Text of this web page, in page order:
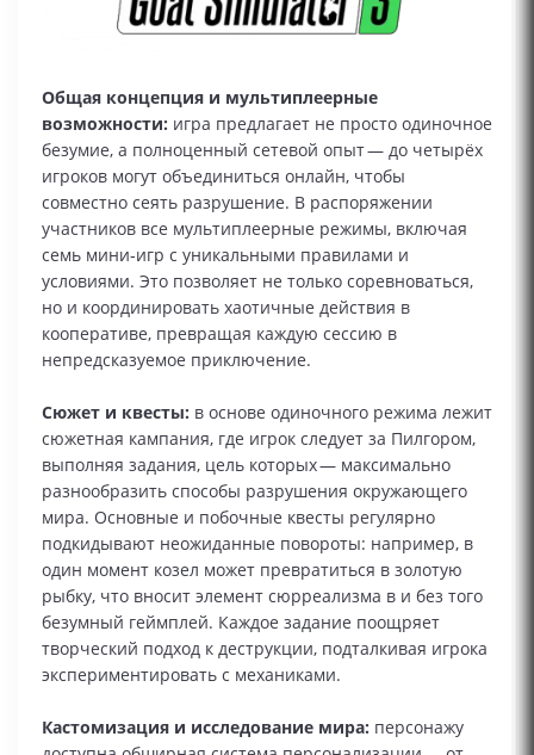
Общая концепция и мультиплеерные
возможности: игра предлагает не просто одиночное
безумие, а полноценный сетевой опыт — до четырёх
игроков могут объединиться онлайн, чтобы
совместно сеять разрушение. В распоряжении
участников все мультиплеерные режимы, включая
семь мини‑игр с уникальными правилами и
условиями. Это позволяет не только соревноваться,
но и координировать хаотичные действия в
кооперативе, превращая каждую сессию в
непредсказуемое приключение.
Сюжет и квесты: в основе одиночного режима лежит
сюжетная кампания, где игрок следует за Пилгором,
выполняя задания, цель которых — максимально
разнообразить способы разрушения окружающего
мира. Основные и побочные квесты регулярно
подкидывают неожиданные повороты: например, в
один момент козел может превратиться в золотую
рыбку, что вносит элемент сюрреализма в и без того
безумный геймплей. Каждое задание поощряет
творческий подход к деструкции, подталкивая игрока
экспериментировать с механиками.
Кастомизация и исследование мира: персонажу